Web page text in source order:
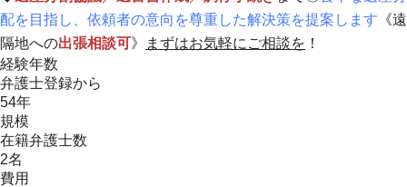
配を目指し、依頼者の意向を尊重した解決策を提案します 《遠
隔地への出張相談可》 まずはお気軽にご相談を ！
経験年数
弁護士登録から
54年
規模
在籍弁護士数
2名
費用